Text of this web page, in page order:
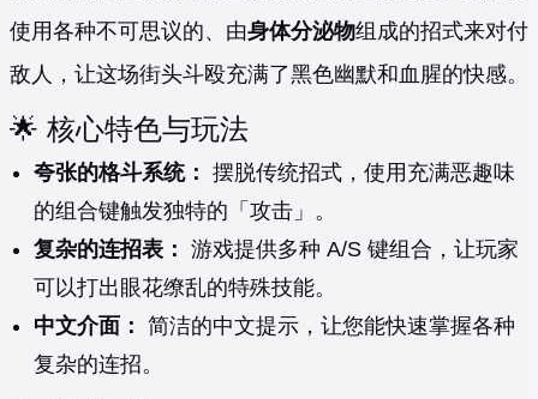
使用各种不可思议的、由身体分泌物组成的招式来对付
敌人，让这场街头斗殴充满了黑色幽默和血腥的快感。
🌟 核心特色与玩法
夸张的格斗系统： 摆脱传统招式，使用充满恶趣味
的组合键触发独特的「攻击」。
复杂的连招表： 游戏提供多种 A/S 键组合，让玩家
可以打出眼花缭乱的特殊技能。
中文介面： 简洁的中文提示，让您能快速掌握各种
复杂的连招。